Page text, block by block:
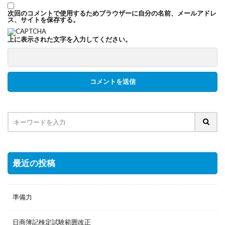
次回のコメントで使用するためブラウザーに自分の名前、メールアドレ
ス、サイトを保存する。
上に表示された文字を入力してください。
最近の投稿
準備力
日商簿記検定試験範囲改正